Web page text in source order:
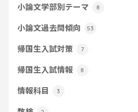
小論文学部別テーマ 8
小論文過去問傾向 53
帰国生入試対策 7
帰国生入試情報 8
情報科目 3